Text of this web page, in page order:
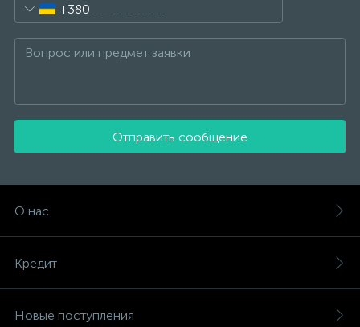
+380
Отправить сообщение
О нас
Кредит
Новые поступления